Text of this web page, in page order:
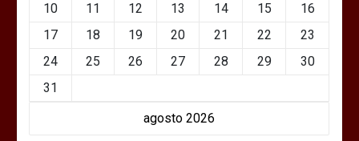
agosto 2026
10
11 12 13 14 15
16
17
18 19 20 21 22
23
24
25 26 27 28 29
30
31